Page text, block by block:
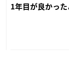
1年目が良かった